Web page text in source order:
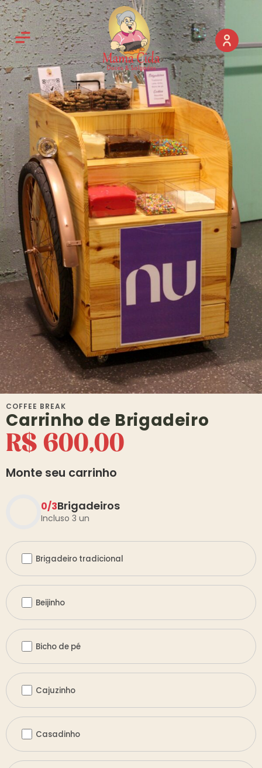
COFFEE BREAK
Carrinho de Brigadeiro
R$ 600,00
Monte seu carrinho
0/3Brigadeiros
Incluso 3 un
Brigadeiro tradicional
Beijinho
Bicho de pé
Cajuzinho
Casadinho